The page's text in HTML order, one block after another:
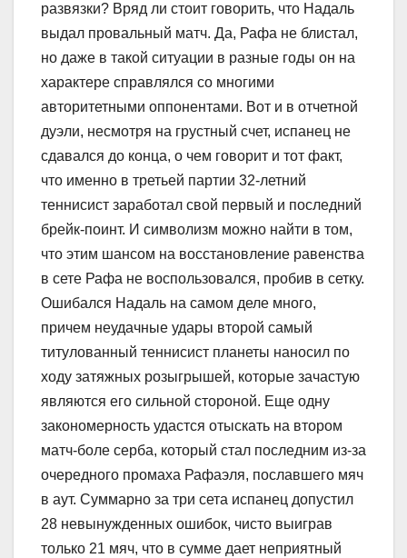
развязки? Вряд ли стоит говорить, что Надаль
выдал провальный матч. Да, Рафа не блистал,
но даже в такой ситуации в разные годы он на
характере справлялся со многими
авторитетными оппонентами. Вот и в отчетной
дуэли, несмотря на грустный счет, испанец не
сдавался до конца, о чем говорит и тот факт,
что именно в третьей партии 32-летний
теннисист заработал свой первый и последний
брейк-поинт. И символизм можно найти в том,
что этим шансом на восстановление равенства
в сете Рафа не воспользовался, пробив в сетку.
Ошибался Надаль на самом деле много,
причем неудачные удары второй самый
титулованный теннисист планеты наносил по
ходу затяжных розыгрышей, которые зачастую
являются его сильной стороной. Еще одну
закономерность удастся отыскать на втором
матч-боле серба, который стал последним из-за
очередного промаха Рафаэля, пославшего мяч
в аут. Суммарно за три сета испанец допустил
28 невынужденных ошибок, чисто выиграв
только 21 мяч, что в сумме дает неприятный